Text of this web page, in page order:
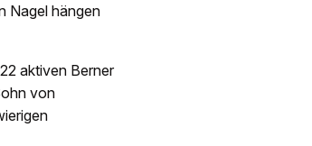
Nagel hängen
aktiven Berner
von